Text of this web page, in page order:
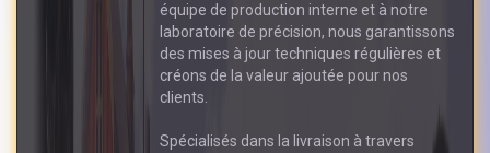
équipe de production interne et à notre
laboratoire de précision, nous garantissons
des mises à jour techniques régulières et
créons de la valeur ajoutée pour nos
clients.
Spécialisés dans la livraison à travers